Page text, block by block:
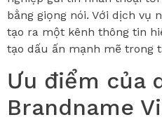
bằng giọng nói. Với dịch vụ
tạo ra một kênh thông tin
tạo dấu ấn mạnh mẽ trong
Ưu điểm của
Brandname